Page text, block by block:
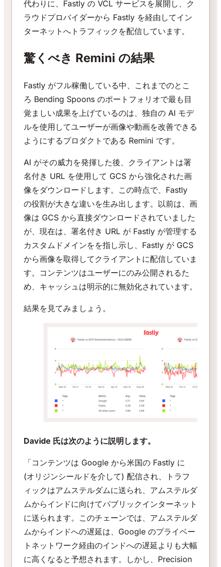
代わりに、Fastly の VCL サービスを展開し、ク
ラウドプロバイダーから Fastly を経由してイン
ターネットへトラフィックを配信しています。
驚くべき Remini の結果
Fastly がフル稼働している中、これまでのとこ
ろ Bending Spoons のポートフォリオで最も目
覚ましい成果を上げているのは、独自の AI モデ
ルを使用してユーザーが画像や動画を改善できる
ようにするプロダクトである Remini です。
AI がその威力を発揮した後、クライアントは署
名付き URL を使用して GCS から強化された画
像をダウンロードします。この時点で、Fastly
の役割が大きな違いを生み出します。以前は、画
像は GCS から直接ダウンロードされていました
が、現在は、署名付き URL が Fastly が管理する
カスタムドメインをを指し示し、Fastly が GCS
から画像を取得してクライアントに配信していま
す。コンテンツはユーザーにのみ公開されるた
め、キャッシュは明示的に無効化されています。
結果を見てみましょう。
Davide 氏は次のように説明します。
「コンテンツは Google から米国の Fastly に
(オリジンシールドを介して) 配信され、トラフ
ィックはアムステルダムに送られ、アムステルダ
ムからインドに向けてパブリックインターネット
に送られます。このチェーンでは、アムステルダ
ムからインドへの遅延は、Google のプライベー
トネットワーク経由のインドへの遅延よりも大幅
に高くなると予想されます。しかし、Precision